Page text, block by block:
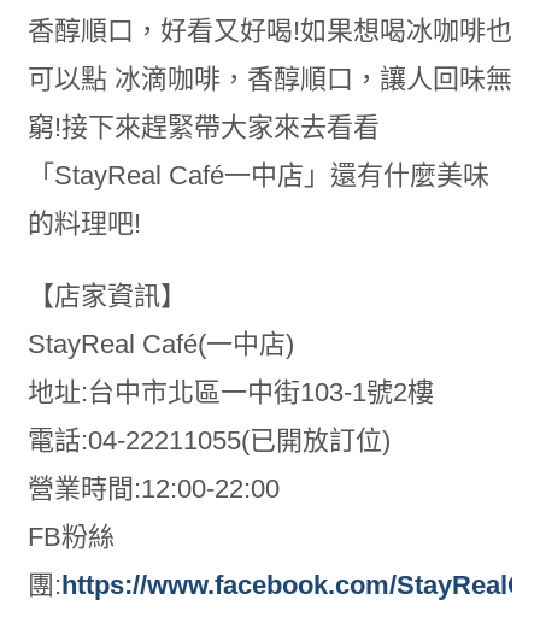
香醇順口，好看又好喝!如果想喝冰咖啡也
可以點 冰滴咖啡，香醇順口，讓人回味無
窮!接下來趕緊帶大家來去看看
「StayReal Café一中店」還有什麼美味
的料理吧!
【店家資訊】
StayReal Café(一中店)
地址:台中市北區一中街103-1號2樓
電話:04-22211055(已開放訂位)
營業時間:12:00-22:00
FB粉絲
團: https://www.facebook.com/